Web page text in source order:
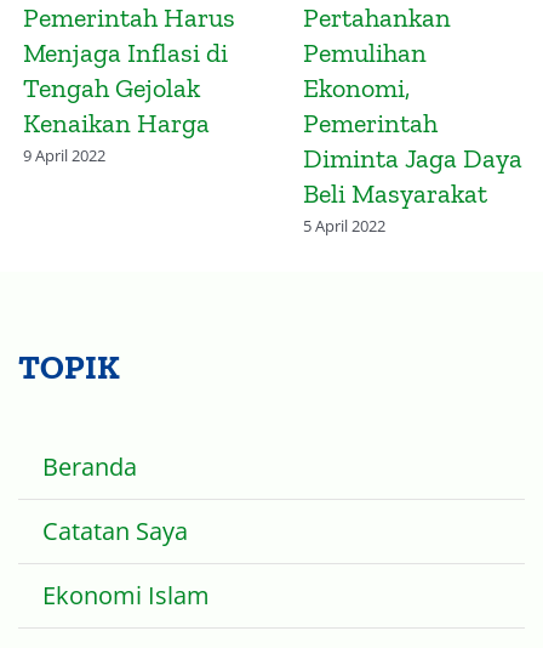
Presidensi G20
Indonesia
Diharapkan Atasi
Ketimpangan
Vaksinasi Global
Pemerintah Wajib
Efisiensi Belanja
Negara di Tengah
Ancaman Resesi
14 November 2022
Catatan Saya
Ekonomi Islam
Ekonomi dan Pembangunan